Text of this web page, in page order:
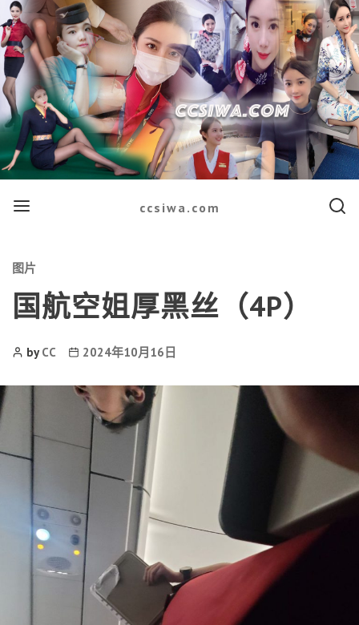
Menu ccsiwa.com Search
Categories
图片
国航空姐厚黑丝（4P）
PostbyCC
Post2024年10月16日